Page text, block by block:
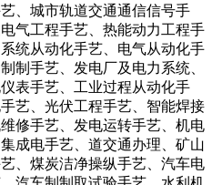
、城市轨道交通通信信号手
气工程手艺、热能动力工程手
统从动化手艺、电气从动化手
制手艺、发电厂及电力系统、
表手艺、工业过程从动化手
艺、光伏工程手艺、智能焊接
修手艺、发电运转手艺、机电
成电手艺、道交通办理、矿山
、煤炭洁净操纵手艺、汽车电